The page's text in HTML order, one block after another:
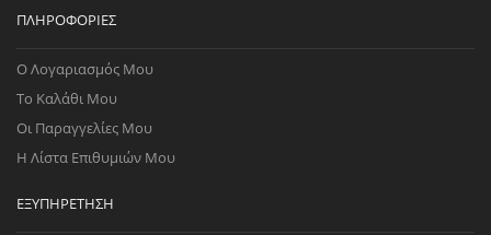
ΠΛΗΡΟΦΟΡΊΕΣ
Ο Λογαριασμός Μου
Το Καλάθι Μου
Οι Παραγγελίες Μου
Η Λίστα Επιθυμιών Μου
ΕΞΥΠΗΡΈΤΗΣΗ